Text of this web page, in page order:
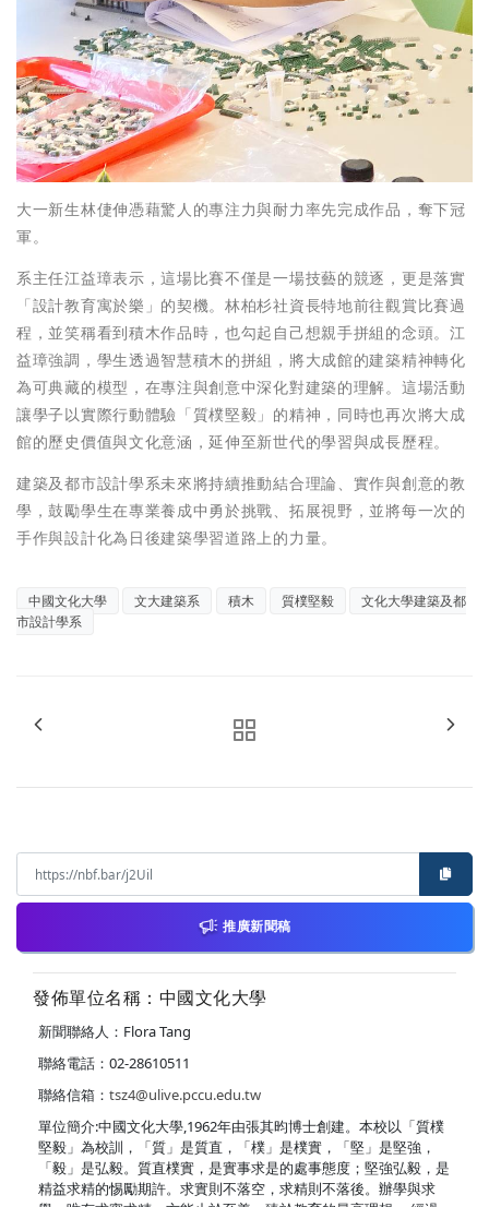
大一新生林倢伸憑藉驚人的專注力與耐力率先完成作品，奪下冠
軍。
系主任江益璋表示，這場比賽不僅是一場技藝的競逐，更是落實
「設計教育寓於樂」的契機。林柏杉社資長特地前往觀賞比賽過
程，並笑稱看到積木作品時，也勾起自己想親手拼組的念頭。江
益璋強調，學生透過智慧積木的拼組，將大成館的建築精神轉化
為可典藏的模型，在專注與創意中深化對建築的理解。這場活動
讓學子以實際行動體驗「質樸堅毅」的精神，同時也再次將大成
館的歷史價值與文化意涵，延伸至新世代的學習與成長歷程。
建築及都市設計學系未來將持續推動結合理論、實作與創意的教
學，鼓勵學生在專業養成中勇於挑戰、拓展視野，並將每一次的
手作與設計化為日後建築學習道路上的力量。
中國文化大學 文大建築系 積木 質樸堅毅
文化大學建築及都
市設計學系
推廣新聞稿
發佈單位名稱：中國文化大學
新聞聯絡人：Flora Tang
聯絡電話：02-28610511
聯絡信箱： tsz4@ulive.pccu.edu.tw
單位簡介:中國文化大學,1962年由張其昀博士創建。本校以「質樸
堅毅」為校訓，「質」是質直，「樸」是樸實，「堅」是堅強，
「毅」是弘毅。質直樸實，是實事求是的處事態度；堅強弘毅，是
精益求精的惕勵期許。求實則不落空，求精則不落後。辦學與求